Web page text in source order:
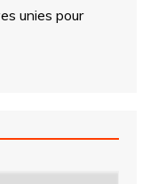
unies pour